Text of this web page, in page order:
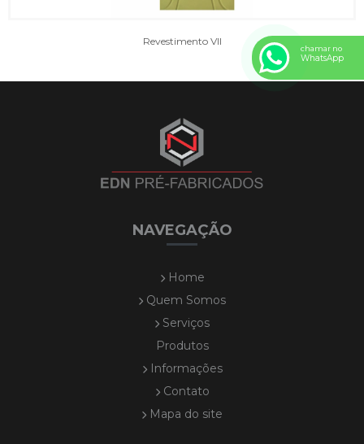
Revestimento VII
NAVEGAÇÃO
Home
Quem Somos
Serviços
Produtos
Informações
Contato
Mapa do site
chamar no
WhatsApp